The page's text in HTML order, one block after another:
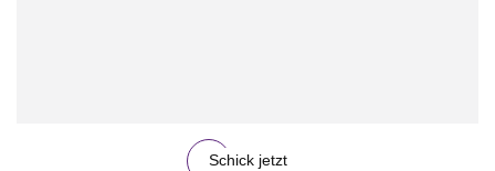
Schick jetzt